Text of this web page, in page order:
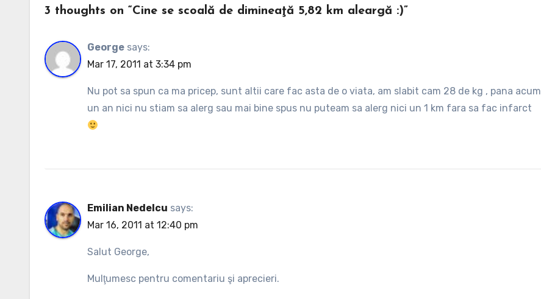
3 thoughts on “Cine se scoală de dimineaţă 5,82 km aleargă :)”
George says:
Mar 17, 2011 at 3:34 pm
Nu pot sa spun ca ma pricep, sunt altii care fac asta de o viata, am slabit cam 28 de kg , pana acum
un an nici nu stiam sa alerg sau mai bine spus nu puteam sa alerg nici un 1 km fara sa fac infarct
Emilian Nedelcu says:
Mar 16, 2011 at 12:40 pm
Salut George,
Mulţumesc pentru comentariu şi aprecieri.